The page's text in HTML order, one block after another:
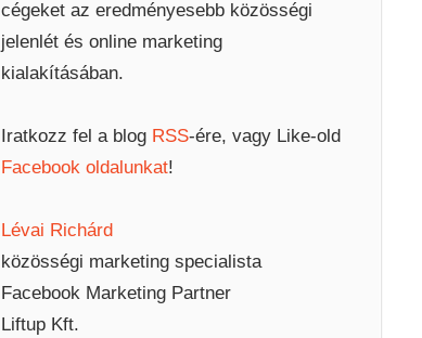
cégeket az eredményesebb közösségi
jelenlét és online marketing
kialakításában.
Iratkozz fel a blog RSS-ére, vagy Like-old
Facebook oldalunkat!
Lévai Richárd
közösségi marketing specialista
Facebook Marketing Partner
Liftup Kft.